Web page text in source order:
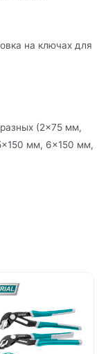
на ключах для
(2×75 мм,
мм, 6×150 мм,